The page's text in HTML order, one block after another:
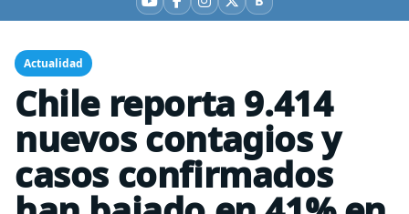
YouTube
Facebook
Instagram
X Bluesky
Actualidad
Chile reporta 9.414
nuevos contagios y
casos confirmados